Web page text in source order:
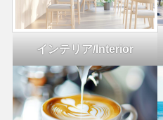
インテリア/Interior